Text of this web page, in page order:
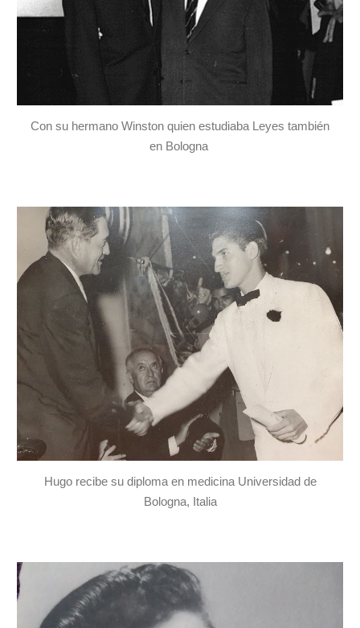
Con su hermano Winston quien estudiaba Leyes también
en Bologna
Hugo recibe su diploma en medicina Universidad de
Bologna, Italia